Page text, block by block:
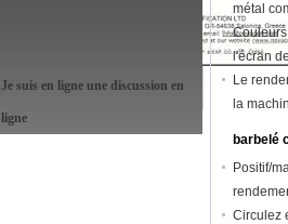
Je suis en ligne une discussion en
ligne
métal
l'écran
Le
la
barbelé
Positif/
Circulez